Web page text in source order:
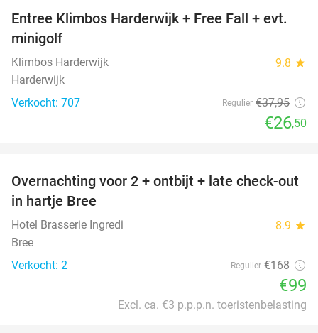
30%
Entree Klimbos Harderwijk + Free Fall + evt.
minigolf
Klimbos Harderwijk 9.8 star
Harderwijk
Verkocht: 707
Regulier €37,95
€26,50
41%
TODAY
Overnachting voor 2 + ontbijt + late check-out
in hartje Bree
Hotel Brasserie Ingredi 8.9 star
Bree
Verkocht: 2
Regulier €168
€99
Excl. ca. €3 p.p.p.n. toeristenbelasting